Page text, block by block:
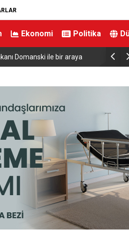
Ekonomi Politika
Domanski ile bir araya